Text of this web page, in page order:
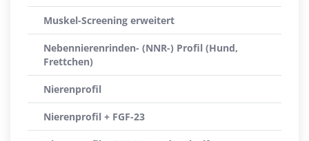
Muskel-Screening erweitert
Nebennierenrinden- (NNR-) Profil (Hund,
Frettchen)
Nierenprofil
Nierenprofil + FGF-23